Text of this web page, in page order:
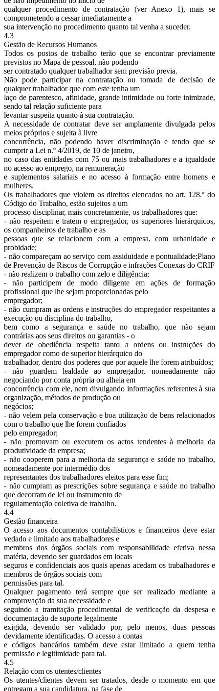
qualquer procedimento de contratação (ver Anexo 1), mais se
comprometendo a cessar imediatamente a
sua intervenção no procedimento quanto tal venha a suceder.
4.3
Gestão de Recursos Humanos
Todos os postos de trabalho terão que se encontrar previamente
previstos no Mapa de pessoal, não podendo
ser contratado qualquer trabalhador sem previsão previa.
Não pode participar na contratação ou tomada de decisão de
qualquer trabalhador que com este tenha um
laço de parentesco, afinidade, grande intimidade ou forte inimizade,
sendo tal relação suficiente para
levantar suspeita quanto à sua contratação.
A necessidade de contratar deve ser amplamente divulgada pelos
meios próprios e sujeita à livre
concorrência, não podendo haver discriminação e tendo que se
cumprir a Lei n.º 4/2019, de 10 de janeiro,
no caso das entidades com 75 ou mais trabalhadores e a igualdade
no acesso ao emprego, na remuneração
e suplementos salariais e no acesso à formação entre homens e
mulheres.
Os trabalhadores que violem os direitos elencados no art. 128.º do
Código do Trabalho, estão sujeitos a um
processo disciplinar, mais concretamente, os trabalhadores que:
- não respeitem e tratem o empregador, os superiores hierárquicos,
os companheiros de trabalho e as
pessoas que se relacionem com a empresa, com urbanidade e
probidade;
- não compareçam ao serviço com assiduidade e pontualidade;Plano
de Prevenção de Riscos de Corrupção e infrações Conexas do CRIF
- não realizem o trabalho com zelo e diligência;
- não participem de modo diligente em ações de formação
profissional que lhe sejam proporcionadas pelo
empregador;
- não cumpram as ordens e instruções do empregador respeitantes a
execução ou disciplina do trabalho,
bem como a segurança e saúde no trabalho, que não sejam
contrárias aos seus direitos ou garantias - o
dever de obediência respeita tanto a ordens ou instruções do
empregador como de superior hierárquico do
trabalhador, dentro dos poderes que por aquele lhe forem atribuídos;
- não guardem lealdade ao empregador, nomeadamente não
negociando por conta própria ou alheia em
concorrência com ele, nem divulgando informações referentes à sua
organização, métodos de produção ou
negócios;
- não velem pela conservação e boa utilização de bens relacionados
com o trabalho que lhe forem confiados
pelo empregador;
- não promovam ou executem os actos tendentes à melhoria da
produtividade da empresa;
- não cooperem para a melhoria da segurança e saúde no trabalho,
nomeadamente por intermédio dos
representantes dos trabalhadores eleitos para esse fim;
- não cumpram as prescrições sobre segurança e saúde no trabalho
que decorram de lei ou instrumento de
regulamentação coletiva de trabalho.
4.4
Gestão financeira
O acesso aos documentos contabilísticos e financeiros deve estar
vedado e limitado aos trabalhadores e
membros dos órgãos sociais com responsabilidade efetiva nessa
matéria, devendo ser guardados em locais
seguros e confidenciais aos quais apenas acedam os trabalhadores e
membros de órgãos sociais com
permissões para tal.
Qualquer pagamento terá sempre que ser realizado mediante a
comprovação da sua necessidade e
seguindo a tramitação procedimental de verificação da despesa e
documentação de suporte legalmente
exigida, devendo ser validado por, pelo menos, duas pessoas
devidamente identificadas. O acesso a contas
e códigos bancários também deve estar limitado a quem tenha
permissão e legitimidade para tal.
4.5
Relação com os utentes/clientes
Os utentes/clientes devem ser tratados, desde o momento em que
entregam a sua candidatura, na fase de